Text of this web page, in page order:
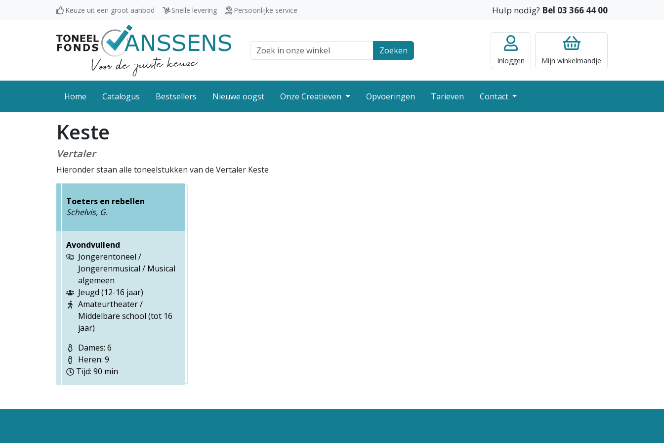
Keuze uit een groot aanbod Snelle levering Persoonlijke service Hulp nodig? Bel 03 366 44 00
Zoek veld Zoeken
Inloggen Mijn winkelmandje
Home Catalogus Bestsellers Nieuwe oogst Onze Creatieven Opvoeringen Tarieven Contact
Keste
Vertaler
Hieronder staan alle toneelstukken van de Vertaler Keste
Toeters en rebellen
Schelvis, G.
Avondvullend
Jongerentoneel /
Jongerenmusical / Musical
algemeen
Jeugd (12-16 jaar)
Amateurtheater /
Middelbare school (tot 16
jaar)
Dames: 6
Heren: 9
Tijd: 90 min